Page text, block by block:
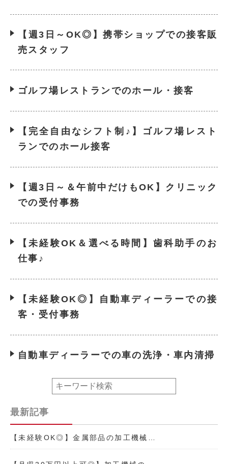
【週3日～OK◎】携帯ショップでの接客販
売スタッフ
ゴルフ場レストランでのホール・接客
【完全自由なシフト制♪】ゴルフ場レスト
ランでのホール接客
【週3日～＆午前中だけもOK】クリニック
での受付事務
【未経験OK＆選べる時間】歯科助手のお
仕事♪
【未経験OK◎】自動車ディーラーでの接
客・受付事務
自動車ディーラーでの車の洗浄・車内清掃
最新記事
【未経験OK◎】金属部品の加工機械…